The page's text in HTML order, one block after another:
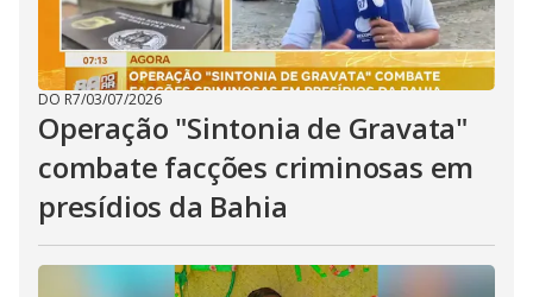
DO R7/03/07/2026
Operação "Sintonia de Gravata"
combate facções criminosas em
presídios da Bahia